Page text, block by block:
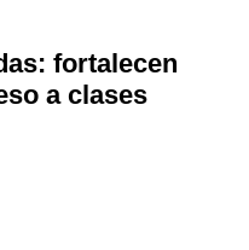
fortalecen
a clases